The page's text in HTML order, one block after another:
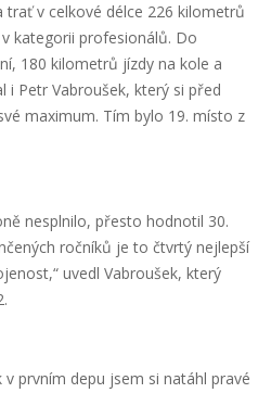
v celkové délce 226 kilometrů
kategorii profesionálů. Do
180 kilometrů jízdy na kole a
i Petr Vabroušek, který si před
maximum. Tím bylo 19. místo z
nesplnilo, přesto hodnotil 30.
ročníků je to čtvrtý nejlepší
uvedl Vabroušek, který
v prvním depu jsem si natáhl pravé